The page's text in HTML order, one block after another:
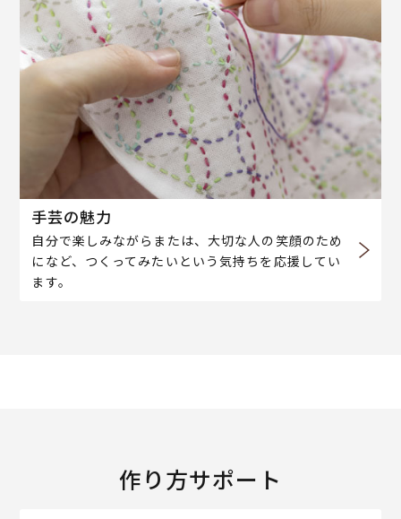
手芸の魅力
自分で楽しみながらまたは、大切な人の笑顔のため
になど、つくってみたいという気持ちを応援してい
ます。
作り方サポート